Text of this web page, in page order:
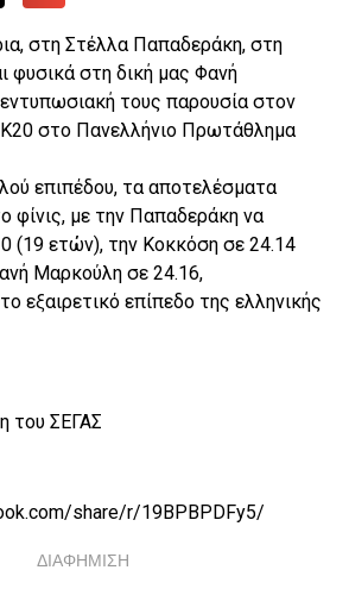
στη Στέλλα Παπαδεράκη, στη
φυσικά στη δική μας Φανή
τους παρουσία στον
στο Πανελλήνιο Πρωτάθλημα
επιπέδου, τα αποτελέσματα
φίνις, με την Παπαδεράκη να
(19 ετών), την Κοκκόση σε 24.14
Μαρκούλη σε 24.16,
εξαιρετικό επίπεδο της ελληνικής
του ΣΕΓΑΣ
share/r/19BPBPDFy5/
ΔΙΑΦΗΜΙΣΗ